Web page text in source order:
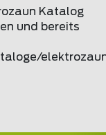
Katalog
und bereits